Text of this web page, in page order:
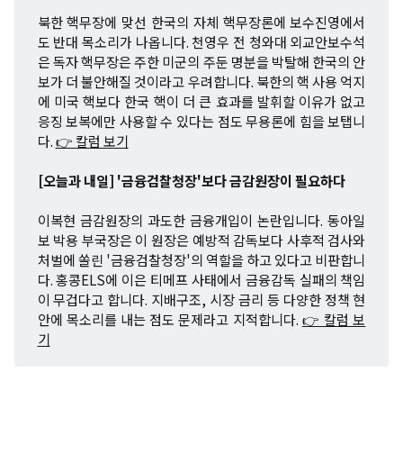
북한 핵무장에 맞선 한국의 자체 핵무장론에 보수진영에서
도 반대 목소리가 나옵니다. 천영우 전 청와대 외교안보수석
은 독자 핵무장은 주한 미군의 주둔 명분을 박탈해 한국의 안
보가 더 불안해질 것이라고 우려합니다. 북한의 핵 사용 억지
에 미국 핵보다 한국 핵이 더 큰 효과를 발휘할 이유가 없고
응징 보복에만 사용할 수 있다는 점도 무용론에 힘을 보탭니
다.👉 칼럼 보기
[오늘과 내일] '금융검찰청장'보다 금감원장이 필요하다
이복현 금감원장의 과도한 금융개입이 논란입니다. 동아일
보 박용 부국장은 이 원장은 예방적 감독보다 사후적 검사와
처벌에 쏠린 '금융검찰청장'의 역할을 하고 있다고 비판합니
다. 홍콩ELS에 이은 티메프 사태에서 금융감독 실패의 책임
이 무겁다고 합니다. 지배구조, 시장 금리 등 다양한 정책 현
안에 목소리를 내는 점도 문제라고 지적합니다. 👉 칼럼 보
기